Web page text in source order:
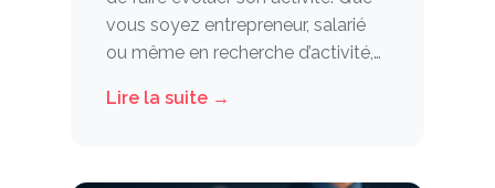
vous soyez entrepreneur, salarié
ou même en recherche d’activité,…
Lire la suite →